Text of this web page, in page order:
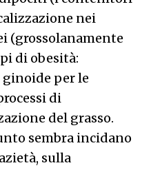
nei
(grossolanamente
di obesità:
ginoide per le
di
del grasso.
sembra incidano
sulla